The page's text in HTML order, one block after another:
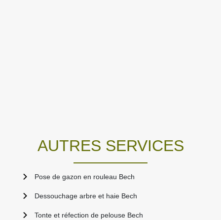
AUTRES SERVICES
Pose de gazon en rouleau Bech
Dessouchage arbre et haie Bech
Tonte et réfection de pelouse Bech